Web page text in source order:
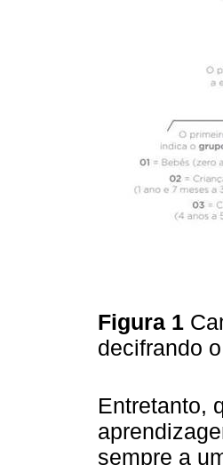
Figura 1
decifrando
Entretanto,
sempre a